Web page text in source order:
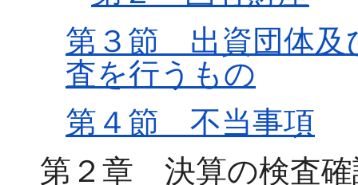
第３節 出資団体及
査を行うもの
第４節 不当事項
第２章 決算の検査確